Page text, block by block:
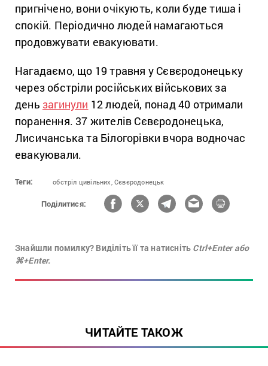
пригнічено, вони очікують, коли буде тиша і
спокій. Періодично людей намагаються
продовжувати евакуювати.
Нагадаємо, що 19 травня у Сєвєродонецьку
через обстріли російських військових за
день загинули 12 людей, понад 40 отримали
поранення. 37 жителів Сєвєродонецька,
Лисичанська та Білогорівки вчора водночас
евакуювали.
Теги: обстріл цивільних, Сєвєродонецьк
Поділитися:
Знайшли помилку? Виділіть її та натисніть Ctrl+Enter або
⌘+Enter.
ЧИТАЙТЕ ТАКОЖ